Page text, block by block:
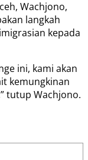
Wachjono,
langkah
kepada
ini, kami akan
kemungkinan
tutup Wachjono.